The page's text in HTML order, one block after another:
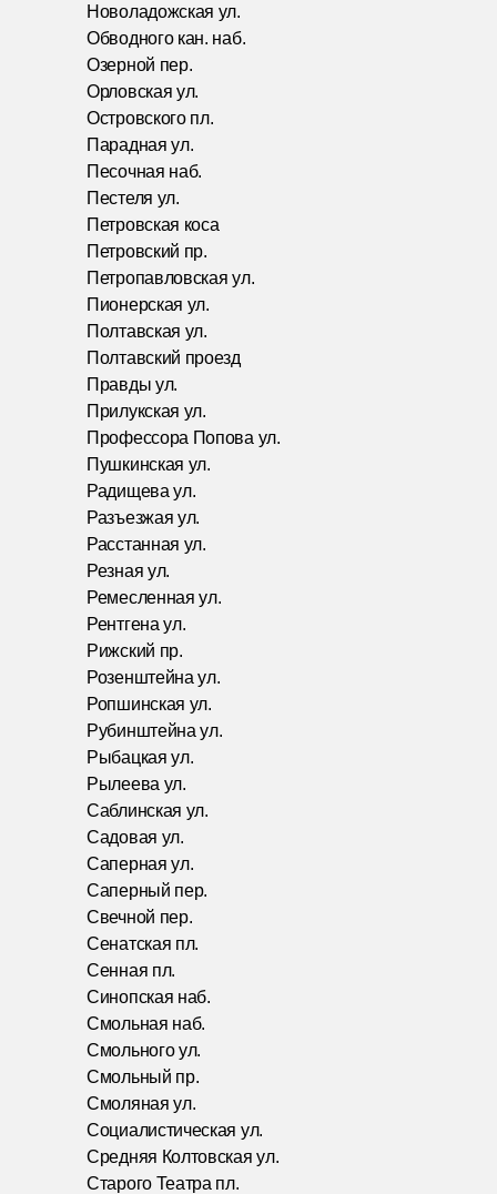
Новоладожская ул.
Обводного кан. наб.
Озерной пер.
Орловская ул.
Островского пл.
Парадная ул.
Песочная наб.
Пестеля ул.
Петровская коса
Петровский пр.
Петропавловская ул.
Пионерская ул.
Полтавская ул.
Полтавский проезд
Правды ул.
Прилукская ул.
Профессора Попова ул.
Пушкинская ул.
Радищева ул.
Разъезжая ул.
Расстанная ул.
Резная ул.
Ремесленная ул.
Рентгена ул.
Рижский пр.
Розенштейна ул.
Ропшинская ул.
Рубинштейна ул.
Рыбацкая ул.
Рылеева ул.
Саблинская ул.
Садовая ул.
Саперная ул.
Саперный пер.
Свечной пер.
Сенатская пл.
Сенная пл.
Синопская наб.
Смольная наб.
Смольного ул.
Смольный пр.
Смоляная ул.
Социалистическая ул.
Средняя Колтовская ул.
Старого Театра пл.